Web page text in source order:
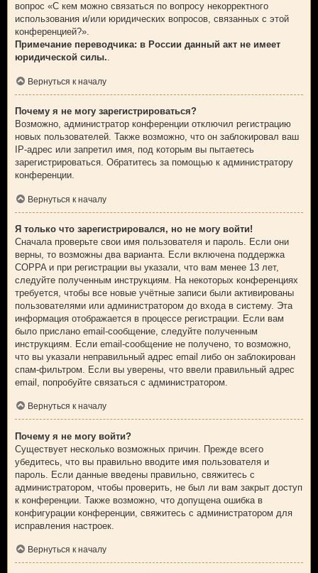
вопрос «С кем можно связаться по вопросу некорректного
использования и/или юридических вопросов, связанных с этой
конференцией?».
Примечание переводчика: в России данный акт не имеет
юридической силы..
Вернуться к началу
Почему я не могу зарегистрироваться?
Возможно, администратор конференции отключил регистрацию
новых пользователей. Также возможно, что он заблокировал ваш
IP-адрес или запретил имя, под которым вы пытаетесь
зарегистрироваться. Обратитесь за помощью к администратору
конференции.
Вернуться к началу
Я только что зарегистрировался, но не могу войти!
Сначала проверьте свои имя пользователя и пароль. Если они
верны, то возможны два варианта. Если включена поддержка
COPPA и при регистрации вы указали, что вам менее 13 лет,
следуйте полученным инструкциям. На некоторых конференциях
требуется, чтобы все новые учётные записи были активированы
пользователями или администратором до входа в систему. Эта
информация отображается в процессе регистрации. Если вам
было прислано email-сообщение, следуйте полученным
инструкциям. Если email-сообщение не получено, то возможно,
что вы указали неправильный адрес email либо он заблокирован
спам-фильтром. Если вы уверены, что ввели правильный адрес
email, попробуйте связаться с администратором.
Вернуться к началу
Почему я не могу войти?
Существует несколько возможных причин. Прежде всего
убедитесь, что вы правильно вводите имя пользователя и
пароль. Если данные введены правильно, свяжитесь с
администратором, чтобы проверить, не был ли вам закрыт доступ
к конференции. Также возможно, что допущена ошибка в
конфигурации конференции, свяжитесь с администратором для
исправления настроек.
Вернуться к началу